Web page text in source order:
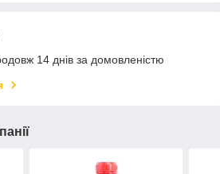
14 днів за домовленістю